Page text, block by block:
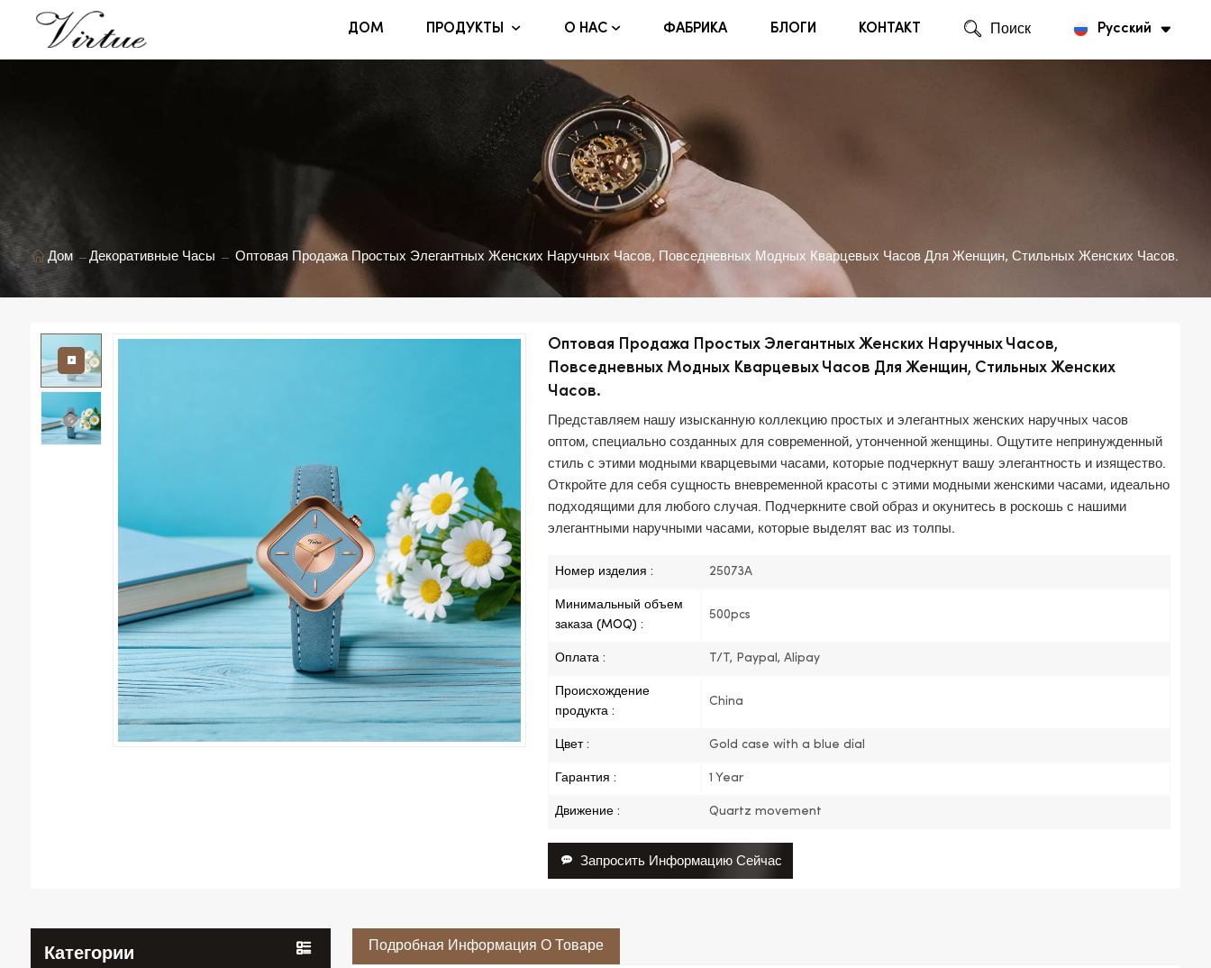
ДОМ ПРОДУКТЫ О НАС ФАБРИКА БЛОГИ КОНТАКТ Поиск Русский
Дом Декоративные Часы Оптовая Продажа Простых Элегантных Женских Наручных Часов, Повседневных Модных Кварцевых Часов Для Женщин, Стильных Женских Часов.
Оптовая Продажа Простых Элегантных Женских Наручных Часов,
Повседневных Модных Кварцевых Часов Для Женщин, Стильных Женских
Часов.
Представляем нашу изысканную коллекцию простых и элегантных женских наручных часов
оптом, специально созданных для современной, утонченной женщины. Ощутите непринужденный
стиль с этими модными кварцевыми часами, которые подчеркнут вашу элегантность и изящество.
Откройте для себя сущность вневременной красоты с этими модными женскими часами, идеально
подходящими для любого случая. Подчеркните свой образ и окунитесь в роскошь с нашими
элегантными наручными часами, которые выделят вас из толпы.
Номер изделия : 25073A
Минимальный объем
заказа (MOQ) :
500pcs
Оплата : T/T, Paypal, Alipay
Происхождение
продукта :
China
Цвет : Gold case with a blue dial
Гарантия : 1 Year
Движение : Quartz movement
Запросить Информацию Сейчас
Категории Подробная Информация О Товаре